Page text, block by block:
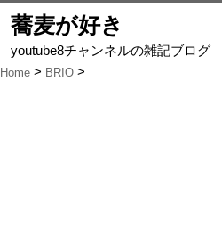
蕎麦が好き
youtube8チャンネルの雑記ブログ
Home BRIO